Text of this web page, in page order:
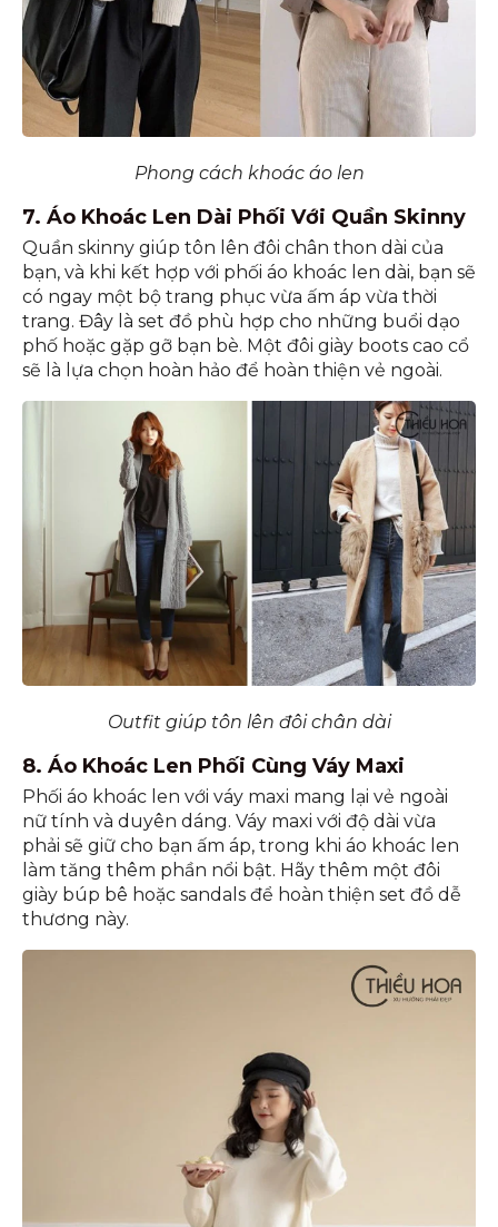
Phong cách khoác áo len
7. Áo Khoác Len Dài Phối Với Quần Skinny
Quần skinny giúp tôn lên đôi chân thon dài của
bạn, và khi kết hợp với phối áo khoác len dài, bạn sẽ
có ngay một bộ trang phục vừa ấm áp vừa thời
trang. Đây là set đồ phù hợp cho những buổi dạo
phố hoặc gặp gỡ bạn bè. Một đôi giày boots cao cổ
sẽ là lựa chọn hoàn hảo để hoàn thiện vẻ ngoài.
Outfit giúp tôn lên đôi chân dài
8. Áo Khoác Len Phối Cùng Váy Maxi
Phối áo khoác len với váy maxi mang lại vẻ ngoài
nữ tính và duyên dáng. Váy maxi với độ dài vừa
phải sẽ giữ cho bạn ấm áp, trong khi áo khoác len
làm tăng thêm phần nổi bật. Hãy thêm một đôi
giày búp bê hoặc sandals để hoàn thiện set đồ dễ
thương này.